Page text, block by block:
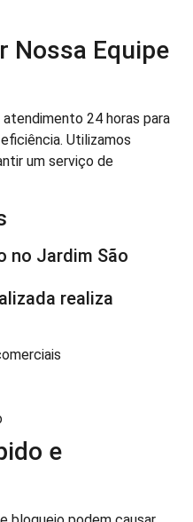
Nossa Equipe
24 horas para
Utilizamos
um serviço de
no Jardim São
realiza
e